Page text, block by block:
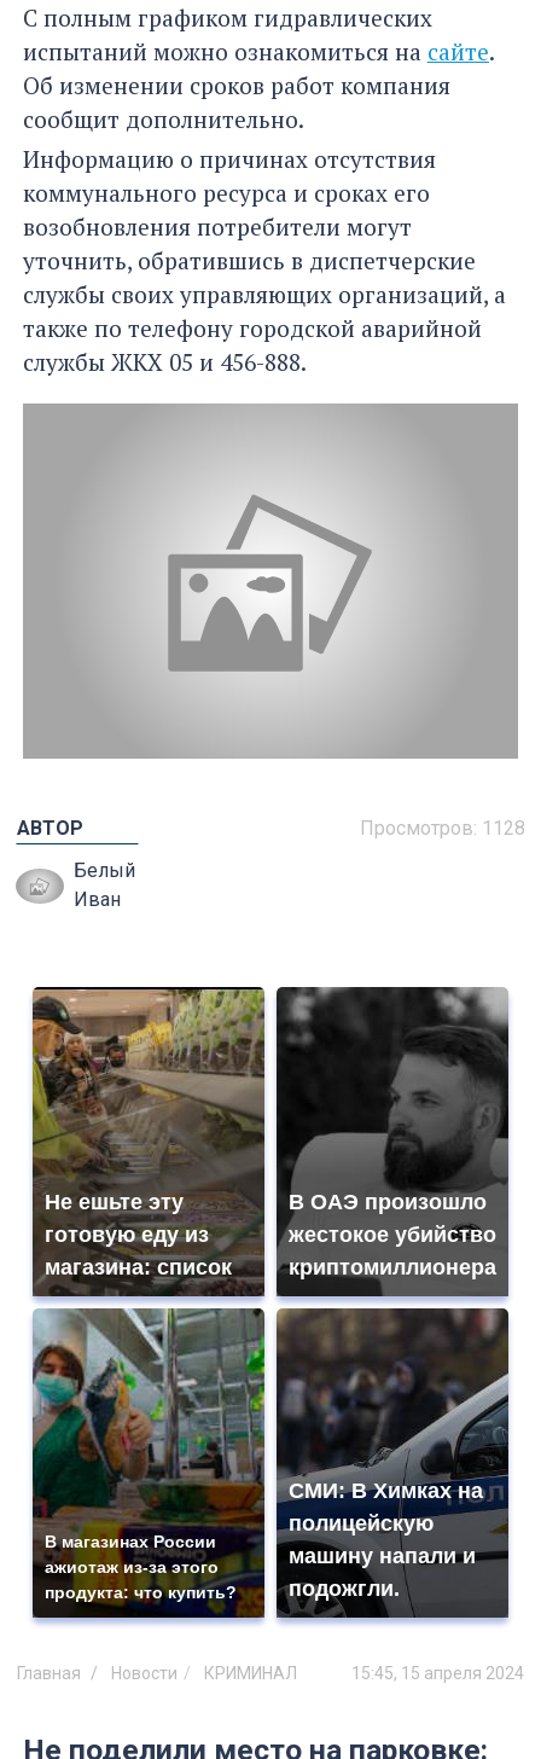
С полным графиком гидравлических
испытаний можно ознакомиться на сайте.
Об изменении сроков работ компания
сообщит дополнительно.
Информацию о причинах отсутствия
коммунального ресурса и сроках его
возобновления потребители могут
уточнить, обратившись в диспетчерские
службы своих управляющих организаций, а
также по телефону городской аварийной
службы ЖКХ 05 и 456-888.
Просмотров: 1128
АВТОР
Белый
Иван
Не ешьте эту
готовую еду из
магазина: список
В ОАЭ произошло
жестокое убийство
криптомиллионера
В магазинах России
ажиотаж из-за этого
продукта: что купить?
СМИ: В Химках на
полицейскую
машину напали и
подожгли.
Главная Новости КРИМИНАЛ 15:45, 15 апреля 2024
Не поделили место на парковке: